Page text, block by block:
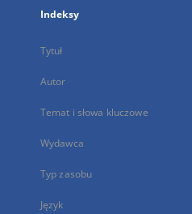
Indeksy
Tytuł
Autor
Temat i słowa kluczowe
Wydawca
Typ zasobu
Język